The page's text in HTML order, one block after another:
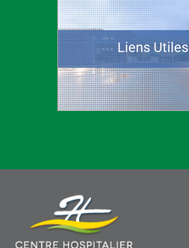
Liens Utiles